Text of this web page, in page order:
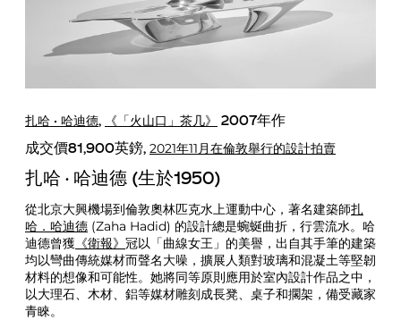
扎哈 · 哈迪德, 《「火山口」茶几》
2007年作
成交價81,900英鎊, 2021年11月在倫敦舉行的設計拍賣
扎哈 · 哈迪德 (生於1950)
從北京大興機場到倫敦奧林匹克水上運動中心，著名建築師扎
哈．哈迪德 (Zaha Hadid) 的設計總是蜿蜒曲折，行雲流水。哈
迪德曾獲 《衛報》 冠以「曲線女王」的美譽，出自其手筆的建築
均以彎曲傳統媒材而聲名大噪，擴展人類對玻璃和混凝土等堅韌
材料的想像和可能性。她將同等原則應用於室內設計作品之中，
以大理石、木材、鋁等媒材雕刻成長凳、桌子和擱架，備受藏家
青睞。